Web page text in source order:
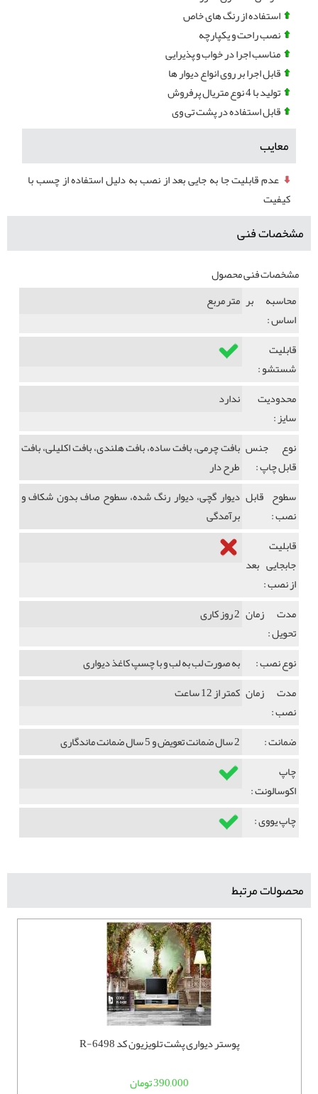
استفاده از رنگ های خاص
نصب راحت و یکپارچه
مناسب اجرا در خواب و پذیرایی
قابل اجرا بر روی انواع دیوار ها
تولید با 4 نوع متریال پرفروش
قابل استفاده در پشت تی وی
معایب
عدم قابلیت جا به جایی بعد از نصب به دلیل استفاده از چسب با
کیفیت
مشخصات فنی
مشخصات فنی محصول
محاسبه بر
اساس :
متر مربع
قابلیت
شستشو :
محدودیت
سایز :
ندارد
نوع جنس
قابل چاپ :
بافت چرمی، بافت ساده، بافت هلندی، بافت اکلیلی، بافت
طرح دار
سطوح قابل
نصب :
دیوار گچی، دیوار رنگ شده، سطوح صاف بدون شکاف و
برآمدگی
قابلیت
جابجایی بعد
از نصب :
مدت زمان
تحویل :
2 روز کاری
نوع نصب :
به صورت لب به لب و با چسپ کاغذ دیواری
مدت زمان
نصب :
کمتر از 12 ساعت
ضمانت :
2 سال ضمانت تعویض و 5 سال ضمانت ماندگاری
چاپ
اکوسالونت :
چاپ یووی :
محصولات مرتبط
پوستر دیواری پشت تلویزیون کد R-6498
390,000 تومان